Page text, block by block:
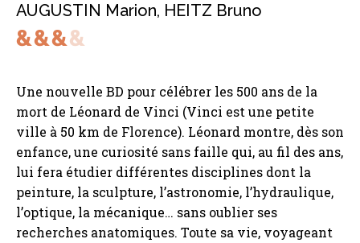
AUGUSTIN Marion, HEITZ Bruno
Une nouvelle BD pour célébrer les 500 ans de la
mort de Léonard de Vinci (Vinci est une petite
ville à 50 km de Florence). Léonard montre, dès son
enfance, une curiosité sans faille qui, au fil des ans,
lui fera étudier différentes disciplines dont la
peinture, la sculpture, l’astronomie, l’hydraulique,
l’optique, la mécanique… sans oublier ses
recherches anatomiques. Toute sa vie, voyageant